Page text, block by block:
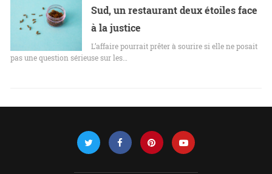
Sud, un restaurant deux étoiles face
à la justice
L’affaire pourrait prêter à sourire si elle ne posait
pas une question sérieuse sur les…